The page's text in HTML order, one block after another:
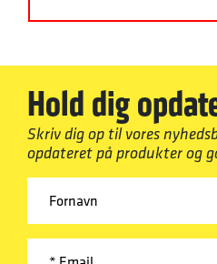
Hold dig
Skriv dig op til vores
opdateret på produkter og